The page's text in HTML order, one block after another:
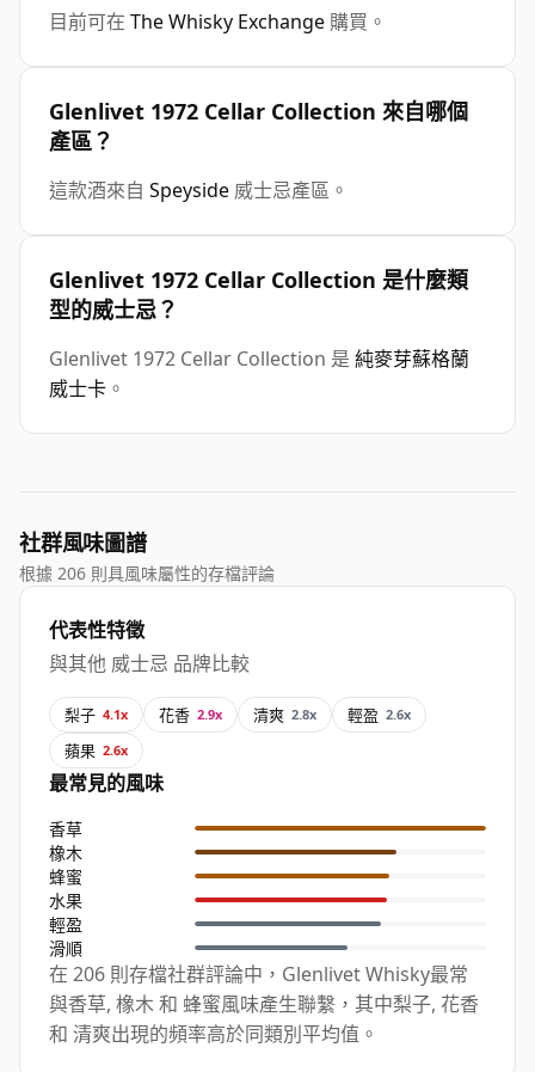
目前可在 The Whisky Exchange 購買。
Glenlivet 1972 Cellar Collection 來自哪個
產區？
這款酒來自 Speyside 威士忌產區。
Glenlivet 1972 Cellar Collection 是什麼類
型的威士忌？
Glenlivet 1972 Cellar Collection 是 純麥芽蘇格蘭
威士卡 。
社群風味圖譜
根據 206 則具風味屬性的存檔評論
代表性特徵
與其他 威士忌 品牌比較
梨子 4.1x 花香 2.9x 清爽 2.8x 輕盈 2.6x
蘋果 2.6x
最常見的風味
香草
橡木
蜂蜜
水果
輕盈
滑順
在 206 則存檔社群評論中，Glenlivet Whisky最常
與香草, 橡木 和 蜂蜜風味產生聯繫，其中梨子, 花香
和 清爽出現的頻率高於同類別平均值。